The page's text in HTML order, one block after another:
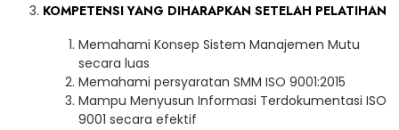
KOMPETENSI YANG DIHARAPKAN SETELAH PELATIHAN
Memahami Konsep Sistem Manajemen Mutu
secara luas
Memahami persyaratan SMM ISO 9001:2015
Mampu Menyusun Informasi Terdokumentasi ISO
9001 secara efektif